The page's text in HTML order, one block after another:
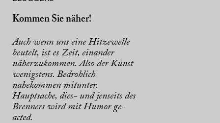
Kommen Sie näher!
Auch wenn uns eine Hitzewelle
beutelt, ist es Zeit, einander
näherzukommen. Also der Kunst
wenigstens. Bedrohlich
nahekommen mitunter.
Hauptsache, dies- und jenseits des
Brenners wird mit Humor ge-
acted.